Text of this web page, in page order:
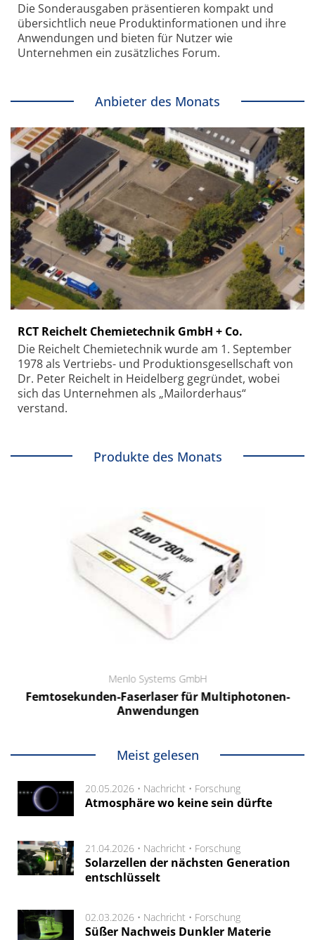
Die Sonder­ausgaben präsentieren kompakt und
übersichtlich neue Produkt­informationen und ihre
Anwendungen und bieten für Nutzer wie
Unternehmen ein zusätzliches Forum.
Anbieter des Monats
RCT Reichelt Chemietechnik GmbH + Co.
Die Reichelt Chemietechnik wurde am 1. September
1978 als Vertriebs- und Produktionsgesellschaft von
Dr. Peter Reichelt in Heidelberg gegründet, wobei
sich das Unternehmen als „Mailorderhaus“
verstand.
Produkte des Monats
Menlo Systems GmbH
Femtosekunden-Faserlaser für Multiphotonen-
Anwendungen
Meist gelesen
20.05.2026 • Nachricht • Forschung
Atmosphäre wo keine sein dürfte
21.04.2026 • Nachricht • Forschung
Solarzellen der nächsten Generation
entschlüsselt
02.03.2026 • Nachricht • Forschung
Süßer Nachweis Dunkler Materie